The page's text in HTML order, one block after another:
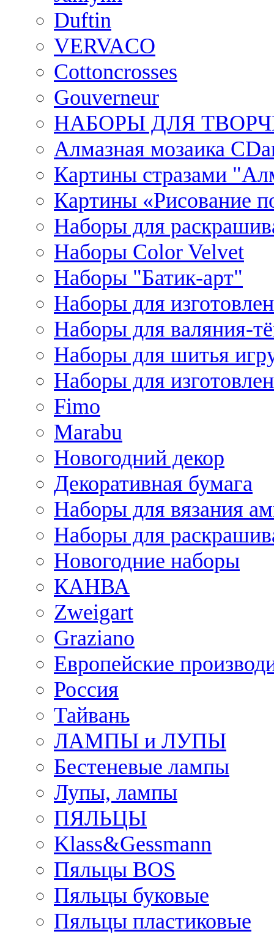
Duftin
VERVACO
Cottoncrosses
Gouverneur
НАБОРЫ ДЛЯ
Алмазная мозаика
Картины стразами
Картины «Рисование
Наборы для
Наборы Сolor Velvet
Наборы "Батик-арт"
Наборы для
Наборы для валяния-
Наборы для шитья
Наборы для
Fimo
Marabu
Новогодний декор
Декоративная бумага
Наборы для вязания
Наборы для
Новогодние наборы
КАНВА
Zweigart
Graziano
Европейские
Россия
Тайвань
ЛАМПЫ и ЛУПЫ
Бестеневые лампы
Лупы, лампы
ПЯЛЬЦЫ
Klass&Gessmann
Пяльцы BOS
Пяльцы буковые
Пяльцы пластиковые